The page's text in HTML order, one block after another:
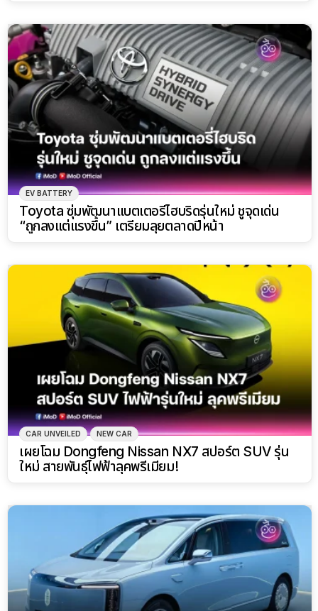
EV BATTERY
Toyota ซุ่มพัฒนาแบตเตอรี่ไฮบริดรุ่นใหม่ ชูจุดเด่น
“ถูกลงแต่แรงขึ้น” เตรียมลุยตลาดปีหน้า
CAR UNVEILED NEW CAR
เผยโฉม Dongfeng Nissan NX7 สปอร์ต SUV รุ่น
ใหม่ สายพันธุ์ไฟฟ้าลุคพรีเมียม!